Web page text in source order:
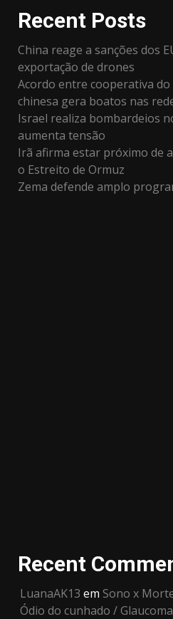
Recent Posts
China reage a sanções dos
exportação de drones
Acordo entre cooperativa do
chinesa gera boatos nas
Israel realiza bombardeios
aumenta tensão
Irã afirma estar próximo de
o Estreito de Ormuz
Zema defende amplo
Recent
LuanaAK13 em Sono x
Ódio do cunhado /